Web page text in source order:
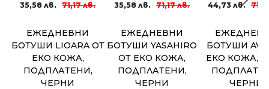
ЕЖЕДНЕВНИ
БОТУШИ LIOARA ОТ
ЕКО КОЖА,
ПОДПЛАТЕНИ,
ЧЕРНИ
35,58лв.
71,17лв.
ЕЖЕДНЕВНИ
БОТУШИ YASAHIRO
ОТ ЕКО КОЖА,
ПОДПЛАТЕНИ,
ЧЕРНИ
35,58лв.
71,17лв.
БОТУШИ
ЕКО КОЖА,
ЧЕРНИ
44,73 лв.